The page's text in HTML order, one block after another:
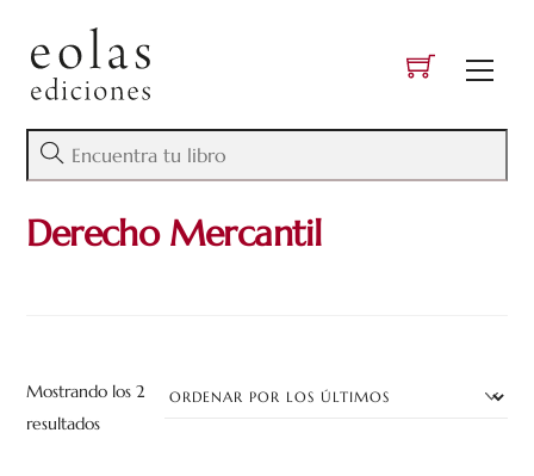
content
Derecho Mercantil
Mostrando los 2
resultadosOrdenado